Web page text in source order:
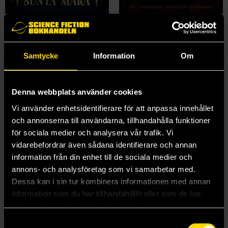
Samtycke Information Om
Denna webbplats använder cookies
Vi använder enhetsidentifierare för att anpassa innehållet
och annonserna till användarna, tillhandahålla funktioner
för sociala medier och analysera vår trafik. Vi
vidarebefordrar även sådana identifierare och annan
information från din enhet till de sociala medier och
annons- och analysföretag som vi samarbetar med.
Dessa kan i sin tur kombinera informationen med annan
information som du har tillhandahållit eller som de har
samlat in när du har använt deras tjänster.
The Lightstruck
Mara Sunya
The Dark Lands